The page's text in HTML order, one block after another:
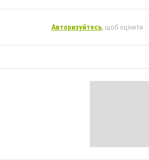
Авторизуйтесь, щоб оцінити